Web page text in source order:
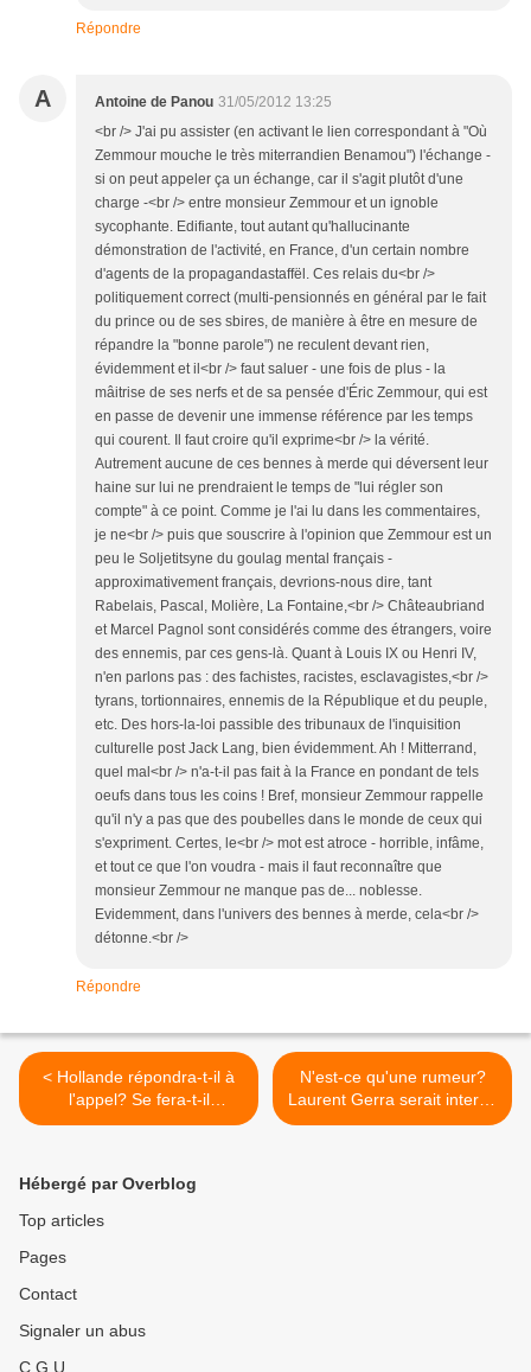
Répondre
A Antoine de Panou 31/05/2012 13:25
<br /> J'ai pu assister (en activant le lien correspondant à "Où
Zemmour mouche le très miterrandien Benamou") l'échange -
si on peut appeler ça un échange, car il s'agit plutôt d'une
charge -<br /> entre monsieur Zemmour et un ignoble
sycophante. Edifiante, tout autant qu'hallucinante
démonstration de l'activité, en France, d'un certain nombre
d'agents de la propagandastaffël. Ces relais du<br />
politiquement correct (multi-pensionnés en général par le fait
du prince ou de ses sbires, de manière à être en mesure de
répandre la "bonne parole") ne reculent devant rien,
évidemment et il<br /> faut saluer - une fois de plus - la
mâitrise de ses nerfs et de sa pensée d'Éric Zemmour, qui est
en passe de devenir une immense référence par les temps
qui courent. Il faut croire qu'il exprime<br /> la vérité.
Autrement aucune de ces bennes à merde qui déversent leur
haine sur lui ne prendraient le temps de "lui régler son
compte" à ce point. Comme je l'ai lu dans les commentaires,
je ne<br /> puis que souscrire à l'opinion que Zemmour est un
peu le Soljetitsyne du goulag mental français -
approximativement français, devrions-nous dire, tant
Rabelais, Pascal, Molière, La Fontaine,<br /> Châteaubriand
et Marcel Pagnol sont considérés comme des étrangers, voire
des ennemis, par ces gens-là. Quant à Louis IX ou Henri IV,
n'en parlons pas : des fachistes, racistes, esclavagistes,<br />
tyrans, tortionnaires, ennemis de la République et du peuple,
etc. Des hors-la-loi passible des tribunaux de l'inquisition
culturelle post Jack Lang, bien évidemment. Ah ! Mitterrand,
quel mal<br /> n'a-t-il pas fait à la France en pondant de tels
oeufs dans tous les coins ! Bref, monsieur Zemmour rappelle
qu'il n'y a pas que des poubelles dans le monde de ceux qui
s'expriment. Certes, le<br /> mot est atroce - horrible, infâme,
et tout ce que l'on voudra - mais il faut reconnaître que
monsieur Zemmour ne manque pas de... noblesse.
Evidemment, dans l'univers des bennes à merde, cela<br />
détonne.<br />
Répondre
< Hollande répondra-t-il à
l'appel? Se fera-t-il
circoncire?
N'est-ce qu'une rumeur?
Laurent Gerra serait interdit
d'imitation de Hollande sur
Hébergé par Overblog
Top articles
Pages
Contact
Signaler un abus
C.G.U.